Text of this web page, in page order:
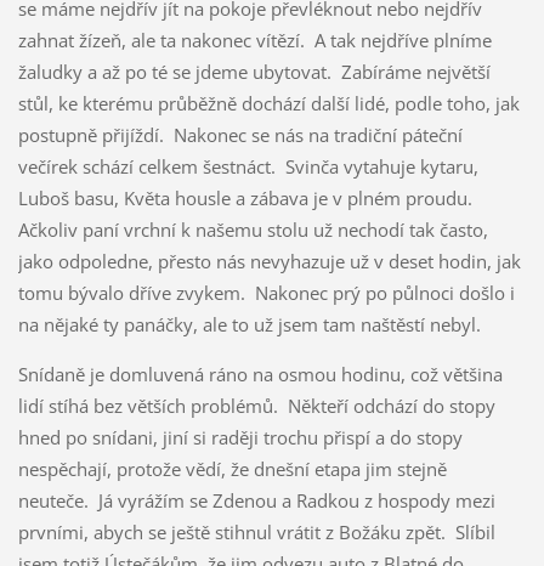
se máme nejdřív jít na pokoje převléknout nebo nejdřív
zahnat žízeň, ale ta nakonec vítězí. A tak nejdříve plníme
žaludky a až po té se jdeme ubytovat. Zabíráme největší
stůl, ke kterému průběžně dochází další lidé, podle toho, jak
postupně přijíždí. Nakonec se nás na tradiční páteční
večírek schází celkem šestnáct. Svinča vytahuje kytaru,
Luboš basu, Květa housle a zábava je v plném proudu.
Ačkoliv paní vrchní k našemu stolu už nechodí tak často,
jako odpoledne, přesto nás nevyhazuje už v deset hodin, jak
tomu bývalo dříve zvykem. Nakonec prý po půlnoci došlo i
na nějaké ty panáčky, ale to už jsem tam naštěstí nebyl.
Snídaně je domluvená ráno na osmou hodinu, což většina
lidí stíhá bez větších problémů. Někteří odchází do stopy
hned po snídani, jiní si raději trochu přispí a do stopy
nespěchají, protože vědí, že dnešní etapa jim stejně
neuteče. Já vyrážím se Zdenou a Radkou z hospody mezi
prvními, abych se ještě stihnul vrátit z Božáku zpět. Slíbil